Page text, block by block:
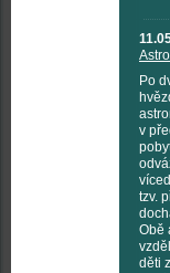
Po
v
tzv.
Obě
děti